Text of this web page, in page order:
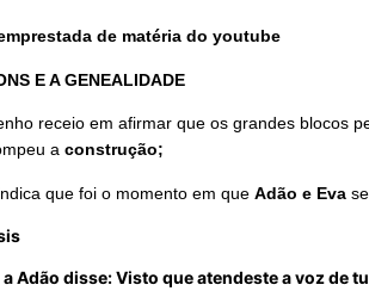
de matéria do youtube
E A GENEALIDADE
receio em afirmar que os grandes blocos
a construção;
que foi o momento em que Adão e Eva
a Adão disse: Visto que atendeste a voz de